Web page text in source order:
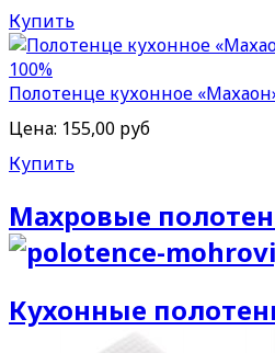
Купить
Полотенце кухонное
Цена: 155,00 руб
Купить
Махровые
Кухонные